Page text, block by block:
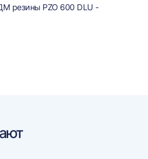
резины PZO 600 DLU -